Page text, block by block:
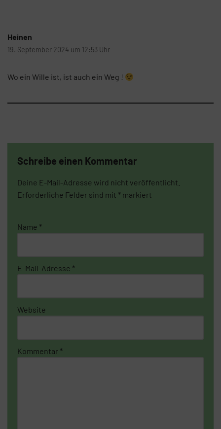
Heinen
19. September 2024 um 12:53 Uhr
Wo ein Wille ist, ist auch ein Weg !
Schreibe einen Kommentar
Deine E-Mail-Adresse wird nicht veröffentlicht.
Erforderliche Felder sind mit * markiert
Name *
E-Mail-Adresse *
Website
Kommentar *